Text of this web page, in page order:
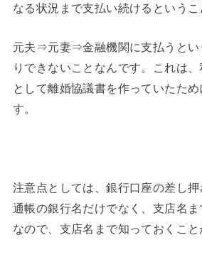
なる状況まで支払い続けるというこ
元夫⇒元妻⇒金融機関に支払うとい
りできないことなんです。これは
として離婚協議書を作っていたた
す。
注意点としては、銀行口座の差し
通帳の銀行名だけでなく、支店名ま
なので、支店名まで知っておくこと